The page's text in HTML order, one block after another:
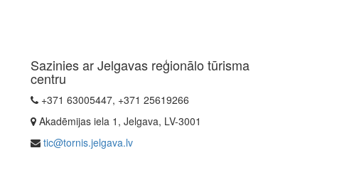
Sazinies ar Jelgavas reģionālo tūrisma
centru
+371 63005447, +371 25619266
Akadēmijas iela 1, Jelgava, LV-3001
tic@tornis.jelgava.lv